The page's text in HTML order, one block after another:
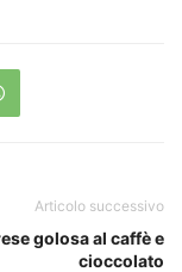
Articolo successivo
golosa al caffè e
cioccolato